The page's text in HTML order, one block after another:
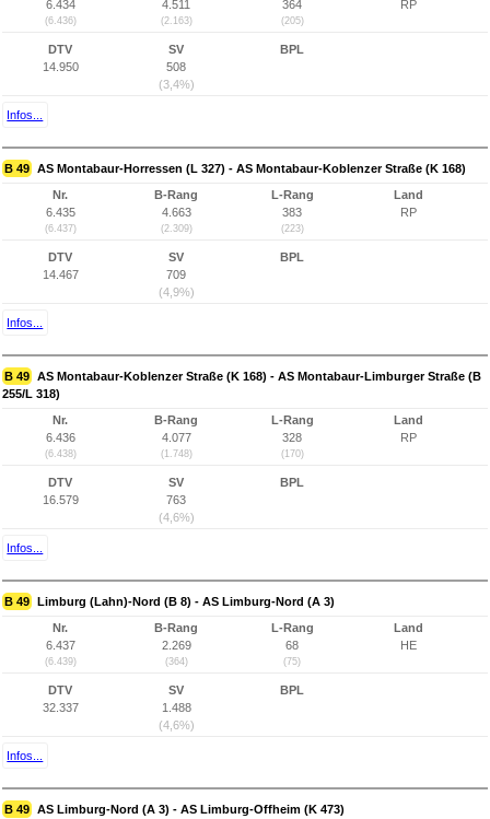
6.434
(6.436)
4.511
(2.163)
364
(205)
RP
DTV
14.950
SV
508
(3,4%)
BPL
Infos...
B 49 AS Montabaur-Horressen (L 327) - AS Montabaur-Koblenzer Straße (K 168)
Nr.
6.435
(6.437)
B-Rang
4.663
(2.309)
L-Rang
383
(223)
Land
RP
DTV
14.467
SV
709
(4,9%)
BPL
Infos...
B 49 AS Montabaur-Koblenzer Straße (K 168) - AS Montabaur-Limburger Straße (B
255/L 318)
Nr.
6.436
(6.438)
B-Rang
4.077
(1.748)
L-Rang
328
(170)
Land
RP
DTV
16.579
SV
763
(4,6%)
BPL
Infos...
B 49 Limburg (Lahn)-Nord (B 8) - AS Limburg-Nord (A 3)
Nr.
6.437
(6.439)
B-Rang
2.269
(364)
L-Rang
68
(75)
Land
HE
DTV
32.337
SV
1.488
(4,6%)
BPL
Infos...
B 49 AS Limburg-Nord (A 3) - AS Limburg-Offheim (K 473)